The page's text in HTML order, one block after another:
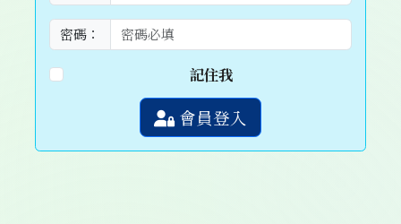
密碼：
記住我
會員登入